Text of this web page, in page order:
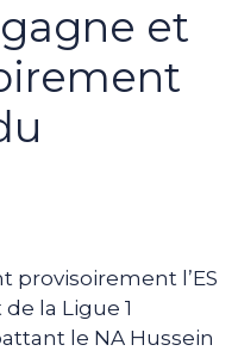
gagne et
provisoirement l’ES
la Ligue 1
le NA Hussein